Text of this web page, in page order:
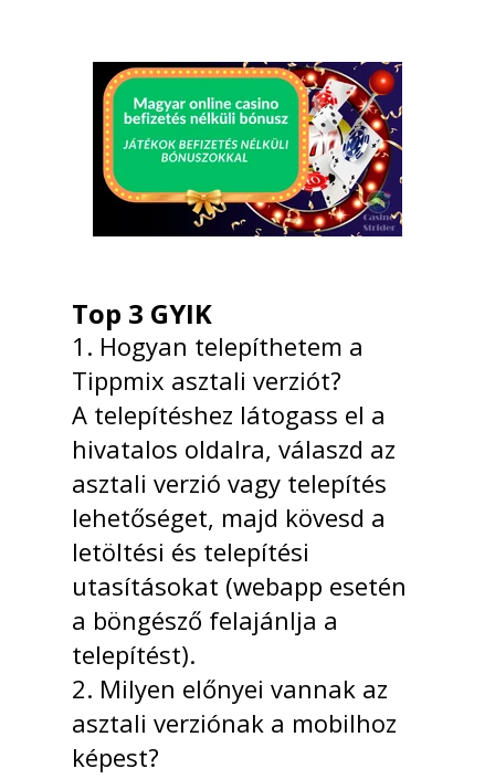
Top 3 GYIK
1. Hogyan telepíthetem a
Tippmix asztali verziót?
A telepítéshez látogass el a
hivatalos oldalra, válaszd az
asztali verzió vagy telepítés
lehetőséget, majd kövesd a
letöltési és telepítési
utasításokat (webapp esetén
a böngésző felajánlja a
telepítést).
2. Milyen előnyei vannak az
asztali verziónak a mobilhoz
képest?